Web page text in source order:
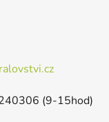
(9-15hod)